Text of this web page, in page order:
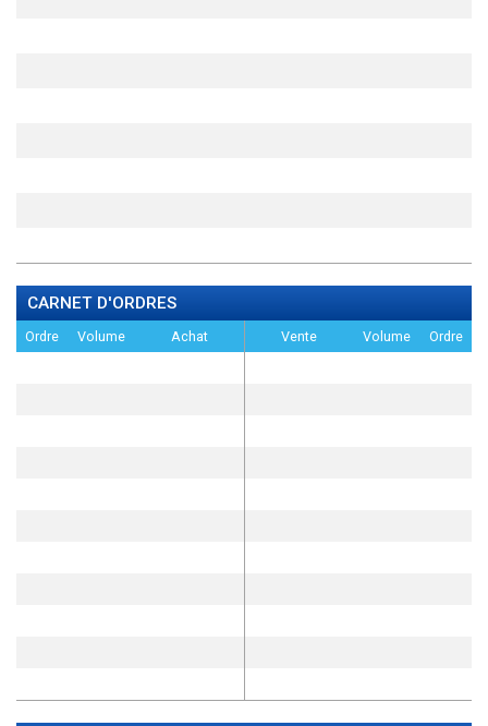
CARNET D'ORDRES
Ordre Volume Achat Vente Volume Ordre